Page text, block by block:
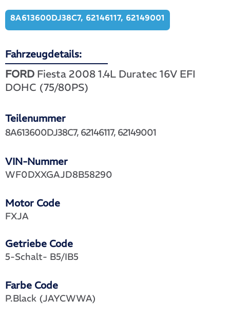
8A613600DJ38C7, 62146117, 62149001
Fahrzeugdetails:
FORD Fiesta 2008 1.4L Duratec 16V EFI
DOHC (75/80PS)
Teilenummer
VIN-Nummer
8A613600DJ38C7, 62146117, 62149001
WF0DXXGAJD8B58290
Motor Code
Getriebe Code
FXJA
5-Schalt- B5/IB5
Farbe Code
P.Black (JAYCWWA)